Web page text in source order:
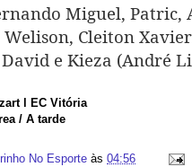
Miguel, Patric,
Welison, Cleiton
e Kieza (André
l EC Vitória
/ A tarde
No Esporte às 04:56